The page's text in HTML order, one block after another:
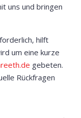
uns und bringen
hilft
um eine kurze
gebeten.
Rückfragen